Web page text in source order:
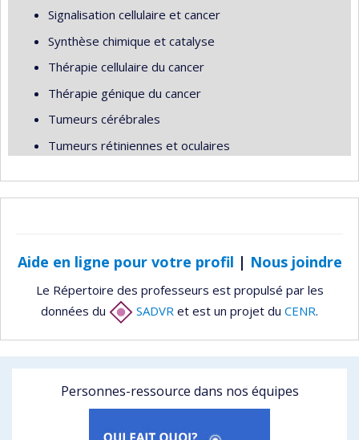
Signalisation cellulaire et cancer
Synthèse chimique et catalyse
Thérapie cellulaire du cancer
Thérapie génique du cancer
Tumeurs cérébrales
Tumeurs rétiniennes et oculaires
Aide en ligne pour votre profil | Nous joindre
Le Répertoire des professeurs est propulsé par les
données du
SADVR et est un projet du CENR.
Personnes-ressource dans nos équipes